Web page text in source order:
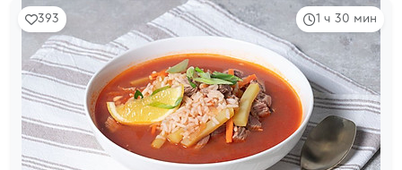
1 ч 30 мин
393